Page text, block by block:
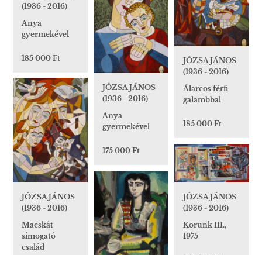
(1936 - 2016)
Anya
gyermekével
185 000 Ft
JÓZSA JÁNOS
(1936 - 2016)
Álarcos férfi
galambbal
185 000 Ft
JÓZSA JÁNOS
(1936 - 2016)
Anya
gyermekével
175 000 Ft
JÓZSA JÁNOS
(1936 - 2016)
Macskát
simogató
család
JÓZSA JÁNOS
(1936 - 2016)
Korunk III.,
1975